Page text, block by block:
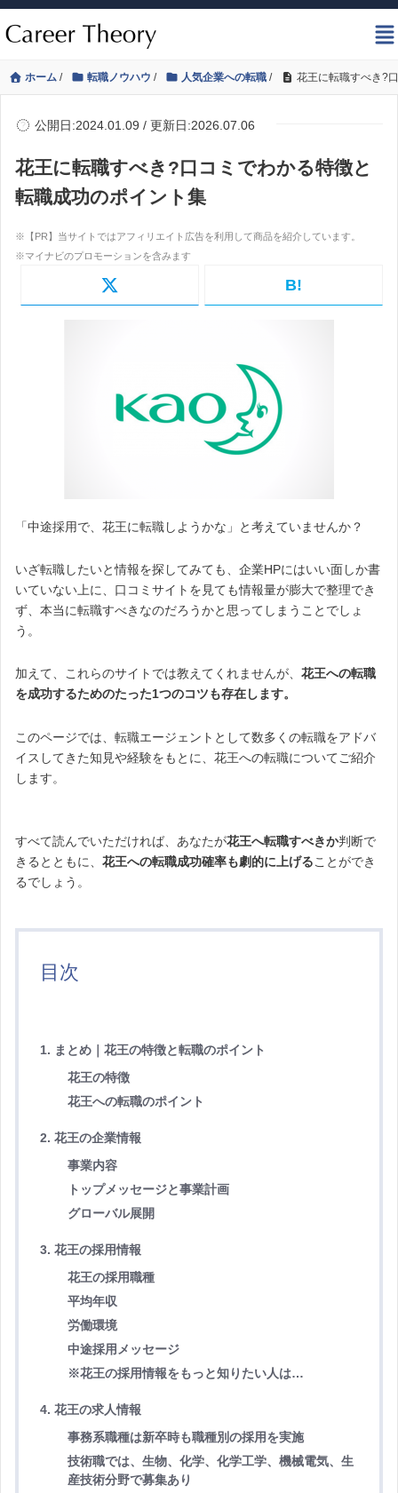
ホーム / 転職ノウハウ / 人気企業への転職 / 花王に転職すべき?
公開日:2024.01.09 / 更新日:2026.07.06
花王に転職すべき?口コミでわかる特徴と
転職成功のポイント集
B!
「中途採用で、花王に転職しようかな」と考えていませんか？
いざ転職したいと情報を探してみても、企業HPにはいい面しか書
いていない上に、口コミサイトを見ても情報量が膨大で整理でき
ず、本当に転職すべきなのだろうかと思ってしまうことでしょ
う。
加えて、これらのサイトでは教えてくれませんが、 花王への転職
を成功するためのたった1つのコツも存在します。
このページでは、転職エージェントとして数多くの転職をアドバ
イスしてきた知見や経験をもとに、花王への転職についてご紹介
します。
すべて読んでいただければ、あなたが花王へ転職すべきか判断で
きるとともに、 花王への転職成功確率も劇的に上げることができ
るでしょう。
目次
1. まとめ｜花王の特徴と転職のポイント
花王の特徴
花王への転職のポイント
2. 花王の企業情報
事業内容
トップメッセージと事業計画
グローバル展開
3. 花王の採用情報
花王の採用職種
平均年収
労働環境
中途採用メッセージ
※花王の採用情報をもっと知りたい人は…
4. 花王の求人情報
事務系職種は新卒時も職種別の採用を実施
技術職では、生物、化学、化学工学、機械電気、生
産技術分野で募集あり